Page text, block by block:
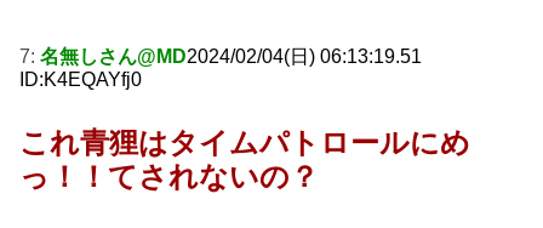
7: 名無しさん@MD2024/02/04(日) 06:13:19.51
ID:K4EQAYfj0
これ青狸はタイムパトロールにめ
っ！！てされないの？